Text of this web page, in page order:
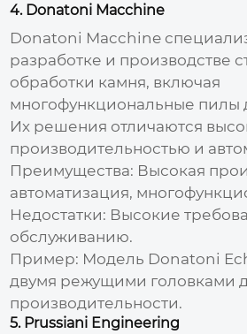
4. Donatoni Macchine
Donatoni Macchine
разработке и производстве
обработки камня, включая
многофункциональные пилы
Их решения отличаются
производительностью и
Преимущества: Высокая
автоматизация,
Недостатки: Высокие
обслуживанию.
Пример: Модель Donatoni
двумя режущими головками
производительности.
5. Prussiani Engineering